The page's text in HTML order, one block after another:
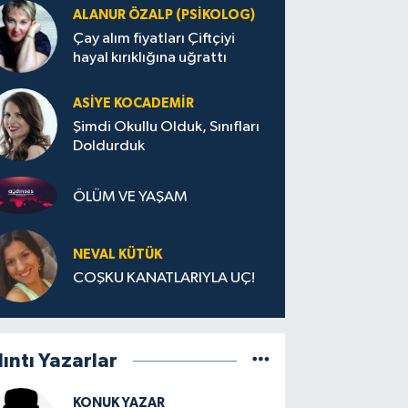
ALANUR ÖZALP (PSIKOLOG)
Çay alım fiyatları Çiftçiyi
hayal kırıklığına uğrattı
ASIYE KOCADEMİR
Şimdi Okullu Olduk, Sınıfları
Doldurduk
ÖLÜM VE YAŞAM
NEVAL KÜTÜK
COŞKU KANATLARIYLA UÇ!
Yazarlar
KONUK YAZAR